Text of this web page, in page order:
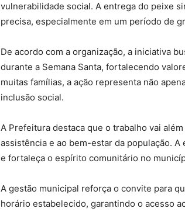
vulnerabilidade social. A entrega do peixe
precisa, especialmente em um período de
De acordo com a organização, a iniciativa
durante a Semana Santa, fortalecendo
muitas famílias, a ação representa não
inclusão social.
A Prefeitura destaca que o trabalho vai
assistência e ao bem-estar da população.
e fortaleça o espírito comunitário no
A gestão municipal reforça o convite para
horário estabelecido, garantindo o acesso